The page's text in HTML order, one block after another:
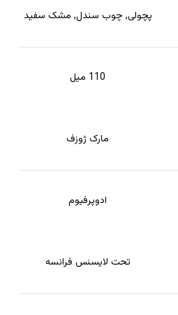
پچولی, چوب سندل, مشک سفید
110 میل
مارک ژوزف
ادوپرفیوم
تحت لایسنس فرانسه